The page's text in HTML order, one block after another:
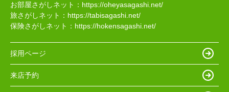
お部屋さがしネット： https://oheyasagashi.net/
旅さがしネット： https://tabisagashi.net/
保険さがしネット： https://hokensagashi.net/
採用ページ
来店予約